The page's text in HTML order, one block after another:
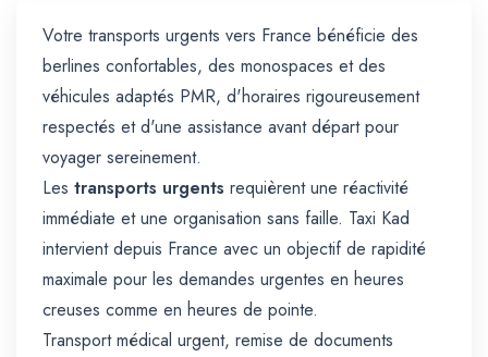
Votre transports urgents vers France bénéficie des
berlines confortables, des monospaces et des
véhicules adaptés PMR, d'horaires rigoureusement
respectés et d'une assistance avant départ pour
voyager sereinement.
Les transports urgents requièrent une réactivité
immédiate et une organisation sans faille. Taxi Kad
intervient depuis France avec un objectif de rapidité
maximale pour les demandes urgentes en heures
creuses comme en heures de pointe.
Transport médical urgent, remise de documents